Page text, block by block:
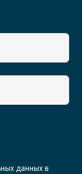
данных в